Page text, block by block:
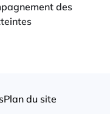
des
Plan du site